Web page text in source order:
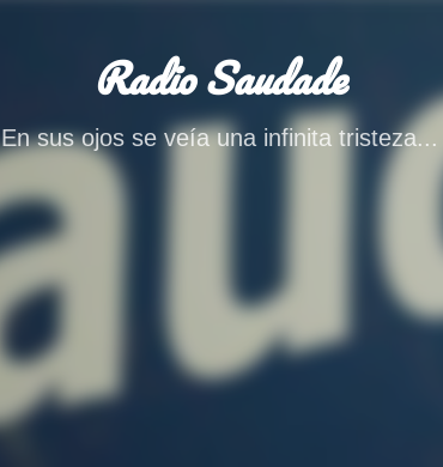
Ir al
Radio Saudade
En sus ojos se veía una infinita tristeza...